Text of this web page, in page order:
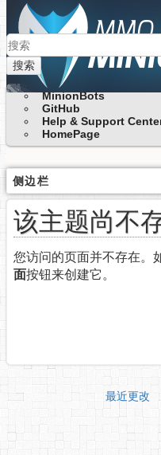
搜索
MinionBots
GitHub
Help & Support
HomePage
侧边栏
该主题尚不
您访问的页面并不存在。
面按钮来创建它。
最近更改